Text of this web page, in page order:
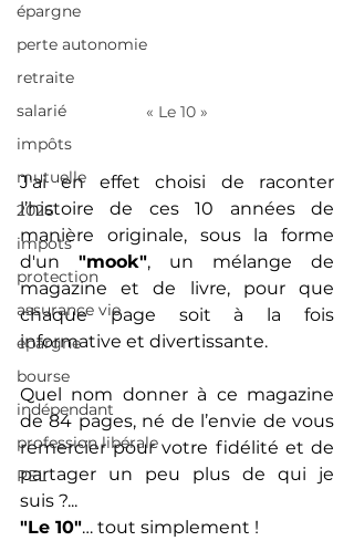
épargne
perte autonomie
retraite
salarié
impôts
mutuelle
2026
impots
protection
assurance vie
épargne
bourse
indépendant
profession libérale
PEL
« Le 10 »
J'ai en effet choisi de raconter
l’histoire de ces 10 années de
manière originale, sous la forme
d'un "mook", un mélange de
magazine et de livre, pour que
chaque page soit à la fois
informative et divertissante.
Quel nom donner à ce magazine
de 84 pages, né de l’envie de vous
remercier pour votre fidélité et de
partager un peu plus de qui je
suis ?...
"Le 10"… tout simplement !